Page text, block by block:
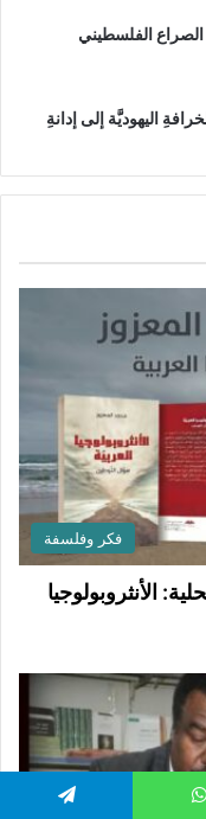
الفلسطيني
اليهوديَّة إلى إدانةِ
فكر وفلسفة
الأنثروبولوجيا